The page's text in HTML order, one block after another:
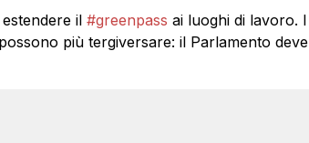
il #greenpass ai luoghi di lavoro. I
più tergiversare: il Parlamento deve